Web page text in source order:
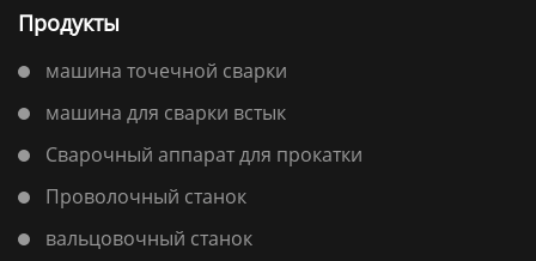
Продукты
машина точечной сварки
машина для сварки встык
Сварочный аппарат для прокатки
Проволочный станок
вальцовочный станок